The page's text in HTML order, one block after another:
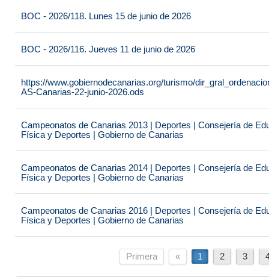
BOC - 2026/118. Lunes 15 de junio de 2026
BOC - 2026/116. Jueves 11 de junio de 2026
https://www.gobiernodecanarias.org/turismo/
AS-Canarias-22-junio-2026.ods
Campeonatos de Canarias 2013 | Deportes | Consejería de
Física y Deportes | Gobierno de Canarias
Campeonatos de Canarias 2014 | Deportes | Consejería de
Física y Deportes | Gobierno de Canarias
Campeonatos de Canarias 2016 | Deportes | Consejería de
Física y Deportes | Gobierno de Canarias
Primera « 1 2 3